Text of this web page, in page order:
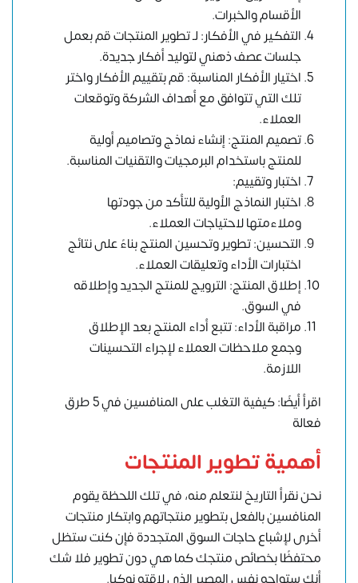
الأقسام والخبرات.
التفكير في الأفكار: لـ تطوير المنتجات قم بعمل
جلسات عصف ذهني لتوليد أفكار جديدة.
اختيار الأفكار المناسبة: قم بتقييم الأفكار واختر
تلك التي تتوافق مع أهداف الشركة وتوقعات
العملاء.
تصميم المنتج: إنشاء نماذج وتصاميم أولية
للمنتج باستخدام البرمجيات والتقنيات المناسبة.
اختبار وتقييم:
اختبار النماذج الأولية للتأكد من جودتها
وملاءمتها لاحتياجات العملاء.
التحسين: تطوير وتحسين المنتج بناءً على نتائج
اختبارات الأداء وتعليقات العملاء.
إطلاق المنتج: الترويج للمنتج الجديد وإطلاقه
في السوق.
مراقبة الأداء: تتبع أداء المنتج بعد الإطلاق
وجمع ملاحظات العملاء لإجراء التحسينات
اللازمة.
اقرأ أيضًا: كيفية التغلب على المنافسين في 5 طرق
فعالة
أهمية تطوير المنتجات
نحن نقرأ التاريخ لنتعلم منه، في تلك اللحظة يقوم
المنافسين بالفعل بتطوير منتجاتهم وابتكار منتجات
أخرى لإشباع حاجات السوق المتجددة فإن كنت ستظل
محتفظًا بخصائص منتجك كما هي دون تطوير فلا شك